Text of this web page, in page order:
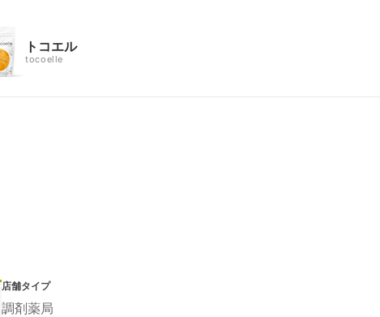
トコエル
tocoelle
店舗タイプ
調剤薬局